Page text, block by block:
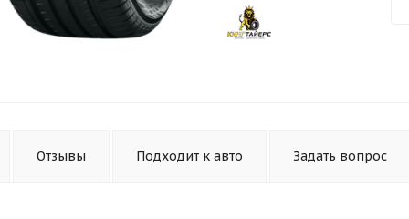
Отзывы Подходит к авто Задать вопрос